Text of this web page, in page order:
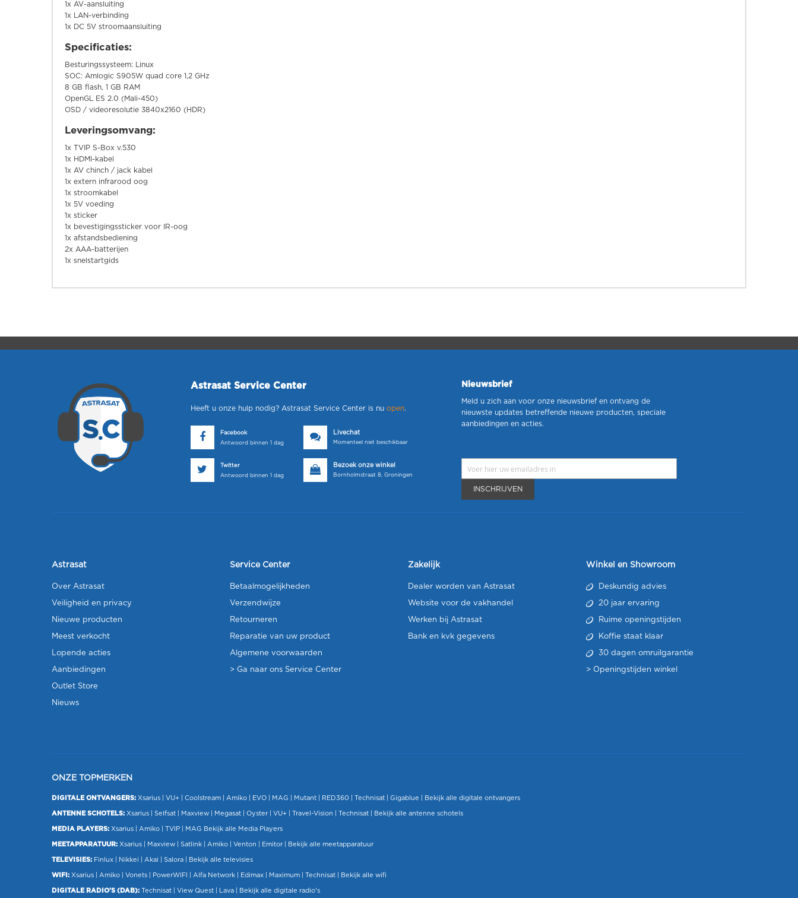
1x AV-aansluiting
1x LAN-verbinding
1x DC 5V stroomaansluiting
Specificaties:
Besturingssysteem: Linux
SOC: Amlogic S905W quad core 1,2 GHz
8 GB flash, 1 GB RAM
OpenGL ES 2.0 (Mali-450)
OSD / videoresolutie 3840x2160 (HDR)
Leveringsomvang:
1x TVIP S-Box v.530
1x HDMI-kabel
1x AV chinch / jack kabel
1x extern infrarood oog
1x stroomkabel
1x 5V voeding
1x sticker
1x bevestigingssticker voor IR-oog
1x afstandsbediening
2x AAA-batterijen
1x snelstartgids
Astrasat Service Center
Heeft u onze hulp nodig? Astrasat Service Center is nu open.
Facebook
Antwoord binnen 1 dag
Livechat
Momenteel niet beschikbaar
Twitter
Antwoord binnen 1 dag
Bezoek onze winkel
Bornholmstraat 8, Groningen
Nieuwsbrief
Meld u zich aan voor onze nieuwsbrief en ontvang de
nieuwste updates betreffende nieuwe producten, speciale
aanbiedingen en acties.
INSCHRIJVEN
Astrasat
Over Astrasat
Veiligheid en privacy
Nieuwe producten
Meest verkocht
Lopende acties
Aanbiedingen
Outlet Store
Nieuws
Service Center
Betaalmogelijkheden
Verzendwijze
Retourneren
Reparatie van uw product
Algemene voorwaarden
> Ga naar ons Service Center
Zakelijk
Dealer worden van Astrasat
Website voor de vakhandel
Werken bij Astrasat
Bank en kvk gegevens
Winkel en Showroom
Deskundig advies
20 jaar ervaring
Ruime openingstijden
Koffie staat klaar
30 dagen omruilgarantie
> Openingstijden winkel
ONZE TOPMERKEN
DIGITALE ONTVANGERS: Xsarius VU+ | Coolstream | Amiko EVO MAG Mutant | RED360 | Technisat Gigablue Bekijk alle digitale ontvangers
ANTENNE SCHOTELS: Xsarius Selfsat Maxview Megasat | Oyster | VU+ Travel-Vision Technisat Bekijk alle antenne schotels
MEDIA PLAYERS: Xsarius Amiko TVIP MAG Bekijk alle Media Players
MEETAPPARATUUR: Xsarius Maxview Satlink Amiko Venton Emitor Bekijk alle meetapparatuur
TELEVISIES: Finlux | Nikkei | Akai Salora Bekijk alle televisies
WIFI: Xsarius Amiko Vonets PowerWIFI Alfa Network Edimax | Maximum | Technisat Bekijk alle wifi
DIGITALE RADIO'S (DAB): Technisat View Quest Lava Bekijk alle digitale radio's